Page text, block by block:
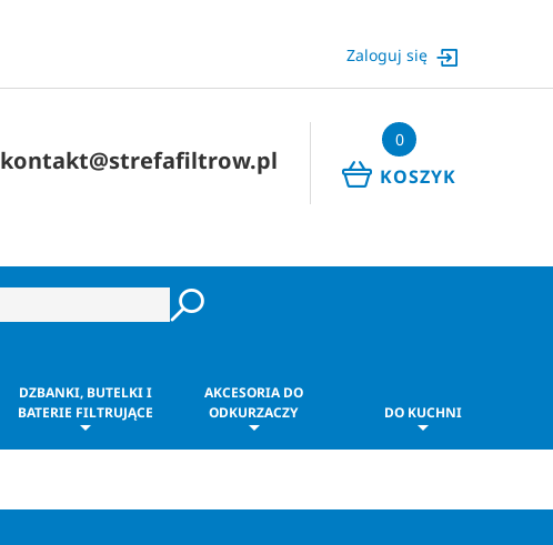
Zaloguj się
0
KOSZYK
kontakt@strefafiltrow.pl
DZBANKI, BUTELKI I
BATERIE FILTRUJĄCE
AKCESORIA DO
ODKURZACZY
DO KUCHNI